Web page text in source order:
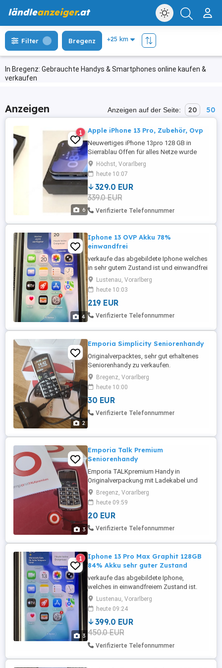
ländleanzeiger.at
In Bregenz: Gebrauchte Handys & Smartphones online kaufen &
verkaufen
Filter Bregenz
Anzeigen Anzeigen auf der Seite: 20 50
6
1 Apple iPhone 13 Pro, Zubehör, Ovp
Neuwertiges iPhone 13pro 128 GB in
Sierrablau Offen für alles Netze wurde
immer mit Schutzhülle und
Panzerglasfolie verwendet. es funktioniert
alles tadellos und es wurde nichts
getauscht. inkl. 2 schwarze Hüllen,
Lightning Kabel, Ovp Batterie hält noch
sehr gut. Dazu gebe ich noch unbenutzte
Apple ...
Höchst, Vorarlberg
heute 10:07
329.0 EUR
339.0 EUR
Verifizierte Telefonnummer
4
Iphone 13 OVP Akku 78%
einwandfrei
verkaufe das abgebildete Iphone welches
in sehr gutem Zustand ist und einwandfrei
funktioniert.
Lustenau, Vorarlberg
heute 10:03
219 EUR
Verifizierte Telefonnummer
2
Emporia Simplicity Seniorenhandy
Originalverpacktes, sehr gut erhaltenes
Seniorenhandy zu verkaufen.
Bregenz, Vorarlberg
heute 10:00
30 EUR
Verifizierte Telefonnummer
3
Emporia Talk Premium
Seniorenhandy
Emporia TALKpremium Handy in
Originalverpackung mit Ladekabel und
Gebrauchsanweisung zu verkaufen.
Bregenz, Vorarlberg
heute 09:59
20 EUR
Verifizierte Telefonnummer
3
1
Iphone 13 Pro Max Graphit 128GB
84% Akku sehr guter Zustand
verkaufe das abgebildete Iphone,
welches in einwandfreiem Zustand ist.
OVP und Ladekabel ist vorhanden.
Lustenau, Vorarlberg
heute 09:24
399.0 EUR
450.0 EUR
Verifizierte Telefonnummer